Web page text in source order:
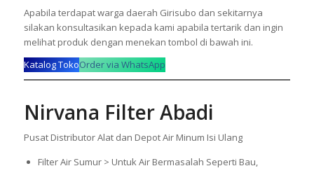
Apabila terdapat warga daerah Girisubo dan sekitarnya
silakan konsultasikan kepada kami apabila tertarik dan ingin
melihat produk dengan menekan tombol di bawah ini.
Katalog TokoOrder via WhatsApp
Nirvana Filter Abadi
Pusat Distributor Alat dan Depot Air Minum Isi Ulang
Filter Air Sumur > Untuk Air Bermasalah Seperti Bau,